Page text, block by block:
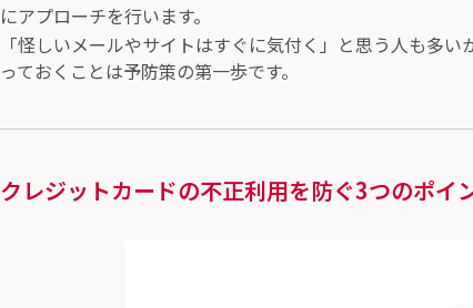
にアプローチを行います。
「怪しいメールやサイトはすぐに気付く」と思う人も多
っておくことは予防策の第一歩です。
クレジットカードの不正利用を防ぐ3つのポイ